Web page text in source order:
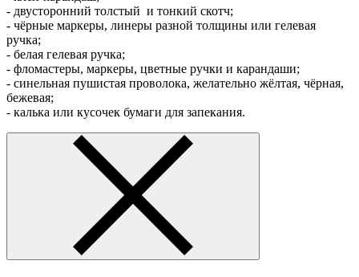
- двусторонний толстый и тонкий скотч;
- чёрные маркеры, линеры разной толщины или гелевая
ручка;
- белая гелевая ручка;
- фломастеры, маркеры, цветные ручки и карандаши;
- синельная пушистая проволока, желательно жёлтая, чёрная,
бежевая;
- калька или кусочек бумаги для запекания.